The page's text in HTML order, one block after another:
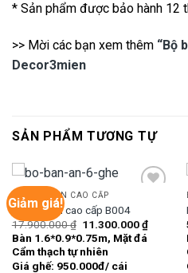
* Sản phẩm được bảo hành 12
>> Mời các bạn xem thêm “Bộ
Decor3mien
SẢN PHẨM TƯƠNG TỰ
Giảm giá!
Add to
wishlist
BÀN GHẾ ĂN CAO CẤP
Bàn ghế ăn cao cấp B004
17.900.000₫ Giá
gốc
là:
17.900.000 ₫.
11.300.000₫Giá
hiện
Bàn 1.6*0.9*0.75m, Mặt đá
Cẩm thạch tự nhiên
Giá ghế: 950.000đ/ cái